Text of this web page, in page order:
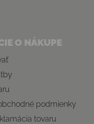
O NÁKUPE
podmienky
tovaru